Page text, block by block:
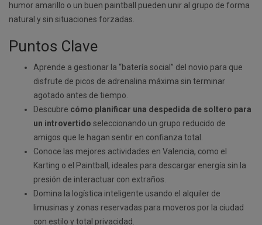
humor amarillo o un buen paintball pueden unir al grupo de forma
natural y sin situaciones forzadas.
Puntos Clave
Aprende a gestionar la “batería social” del novio para que
disfrute de picos de adrenalina máxima sin terminar
agotado antes de tiempo.
Descubre cómo planificar una despedida de soltero para
un introvertido seleccionando un grupo reducido de
amigos que le hagan sentir en confianza total.
Conoce las mejores actividades en Valencia, como el
Karting o el Paintball, ideales para descargar energía sin la
presión de interactuar con extraños.
Domina la logística inteligente usando el alquiler de
limusinas y zonas reservadas para moveros por la ciudad
con estilo y total privacidad.